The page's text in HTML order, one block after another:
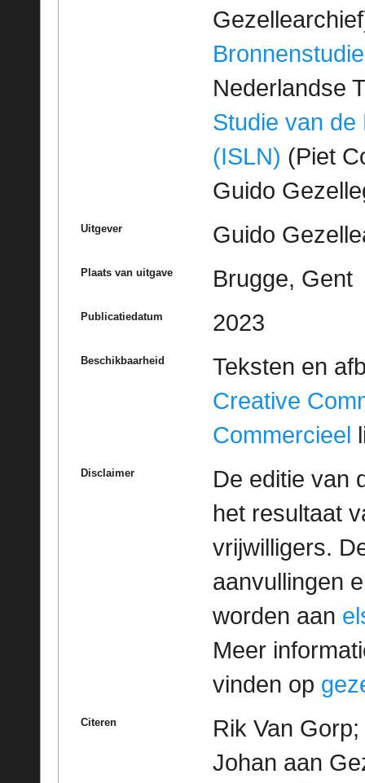
Bronnenstudie
Nederlandse
Studie van de
(ISLN) (Piet
Guido
Uitgever Guido
Plaats van uitgave Brugge, Gent
Publicatiedatum 2023
Beschikbaarheid
Teksten en
Creative
Commercieel
Disclaimer
De editie van
het resultaat
vrijwilligers.
aanvullingen
worden aan
Meer
vinden op
Citeren
Rik Van
Johan aan